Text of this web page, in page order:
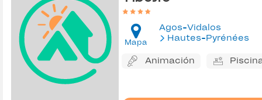
Mapa
Agos-Vidalos
Hautes-Pyrénées
Animación